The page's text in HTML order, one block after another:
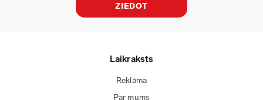
ZIEDOT
Laikraksts
Reklāma
Par mums